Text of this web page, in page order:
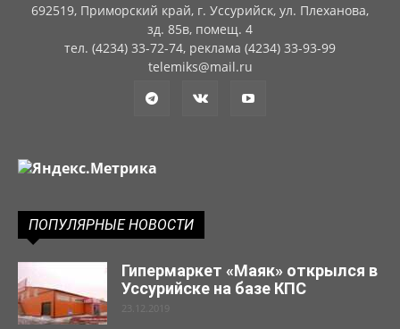
692519, Приморский край, г. Уссурийск, ул. Плеханова,
зд. 85в, помещ. 4
тел. (4234) 33-72-74, реклама (4234) 33-93-99
telemiks@mail.ru
ПОПУЛЯРНЫЕ НОВОСТИ
Гипермаркет «Маяк» открылся в
Уссурийске на базе КПС
23.12.2019